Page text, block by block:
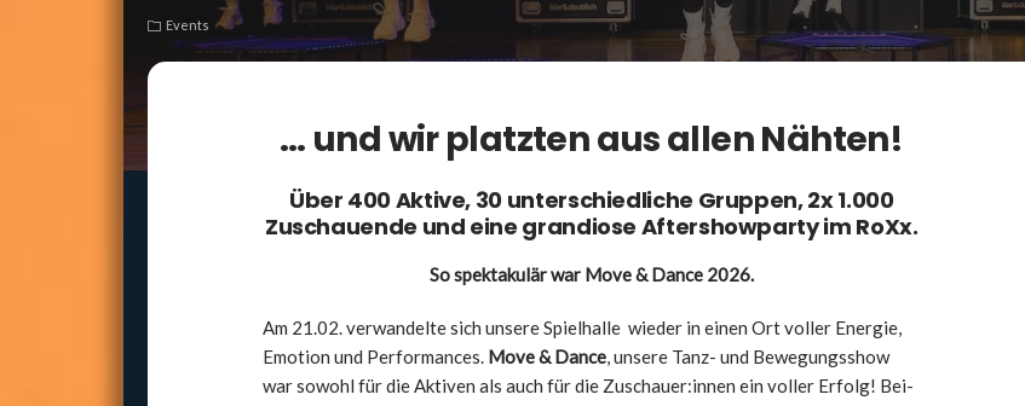
Events
… und wir platz­ten aus allen Näh­ten!
Über 400 Akti­ve, 30 unter­schied­li­che Grup­pen, 2x 1.000
Zuschau­en­de und eine gran­dio­se After­show­par­ty im RoXx.
So spek­ta­ku­lär war Move & Dance 2026.
Am 21.02. ver­wan­del­te sich unse­re Spiel­hal­le wie­der in einen Ort vol­ler Ener­gie,
Emo­ti­on und Per­for­man­ces. Move & Dance, unse­re Tanz- und Bewe­gungs­show
war sowohl für die Akti­ven als auch für die Zuschauer:innen ein vol­ler Erfolg! Bei­